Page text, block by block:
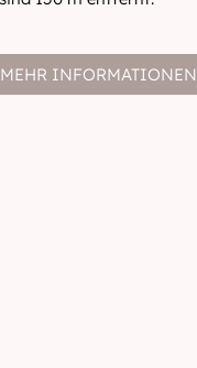
MEHR INFORMATIONEN